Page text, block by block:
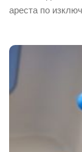
ареста по